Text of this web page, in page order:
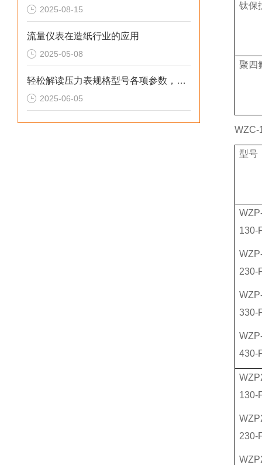
2025-08-15
流量仪表在造纸行业的应用
2025-05-08
轻松解读压力表规格型号各项参数，精准挑选并使用压力表入门指南
2025-06-05
钛保
聚四
WZC-
型号
130-
230-
330-
430-
130-
230-